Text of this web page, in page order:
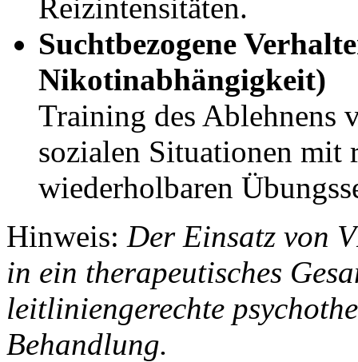
Reizintensitäten.
Suchtbezogene
Nikotinabhängigkeit)
Training des Ablehnens
sozialen Situationen mit
wiederholbaren
Hinweis: Der Einsatz von
in ein therapeutisches
leitliniengerechte
Behandlung.